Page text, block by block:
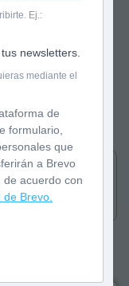
Ej.:
newsletters.
mediante el
de
formulario,
que
a Brevo
de acuerdo con
Brevo.